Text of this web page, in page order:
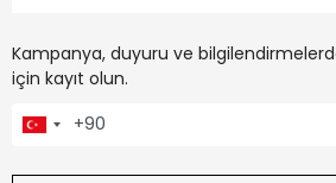
Kampanya, duyuru ve
için kayıt olun.